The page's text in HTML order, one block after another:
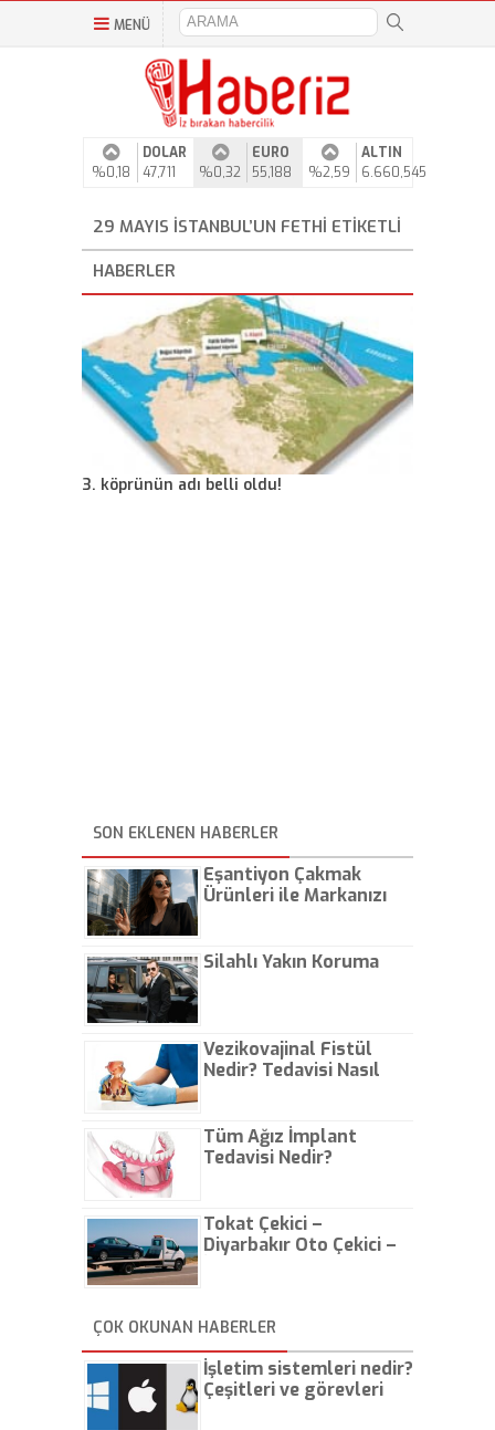
MENÜ
%0,18
DOLAR
47,711
%0,32
EURO
55,188
%2,59
ALTIN
6.660,545
29 MAYIS İSTANBUL’UN FETHI ETIKETLI
HABERLER
3. köprünün adı belli oldu!
SON EKLENEN HABERLER
Eşantiyon Çakmak
Ürünleri ile Markanızı
Silahlı Yakın Koruma
Vezikovajinal Fistül
Nedir? Tedavisi Nasıl
Tüm Ağız İmplant
Tedavisi Nedir?
Tokat Çekici –
Diyarbakır Oto Çekici –
ÇOK OKUNAN HABERLER
İşletim sistemleri nedir?
Çeşitleri ve görevleri